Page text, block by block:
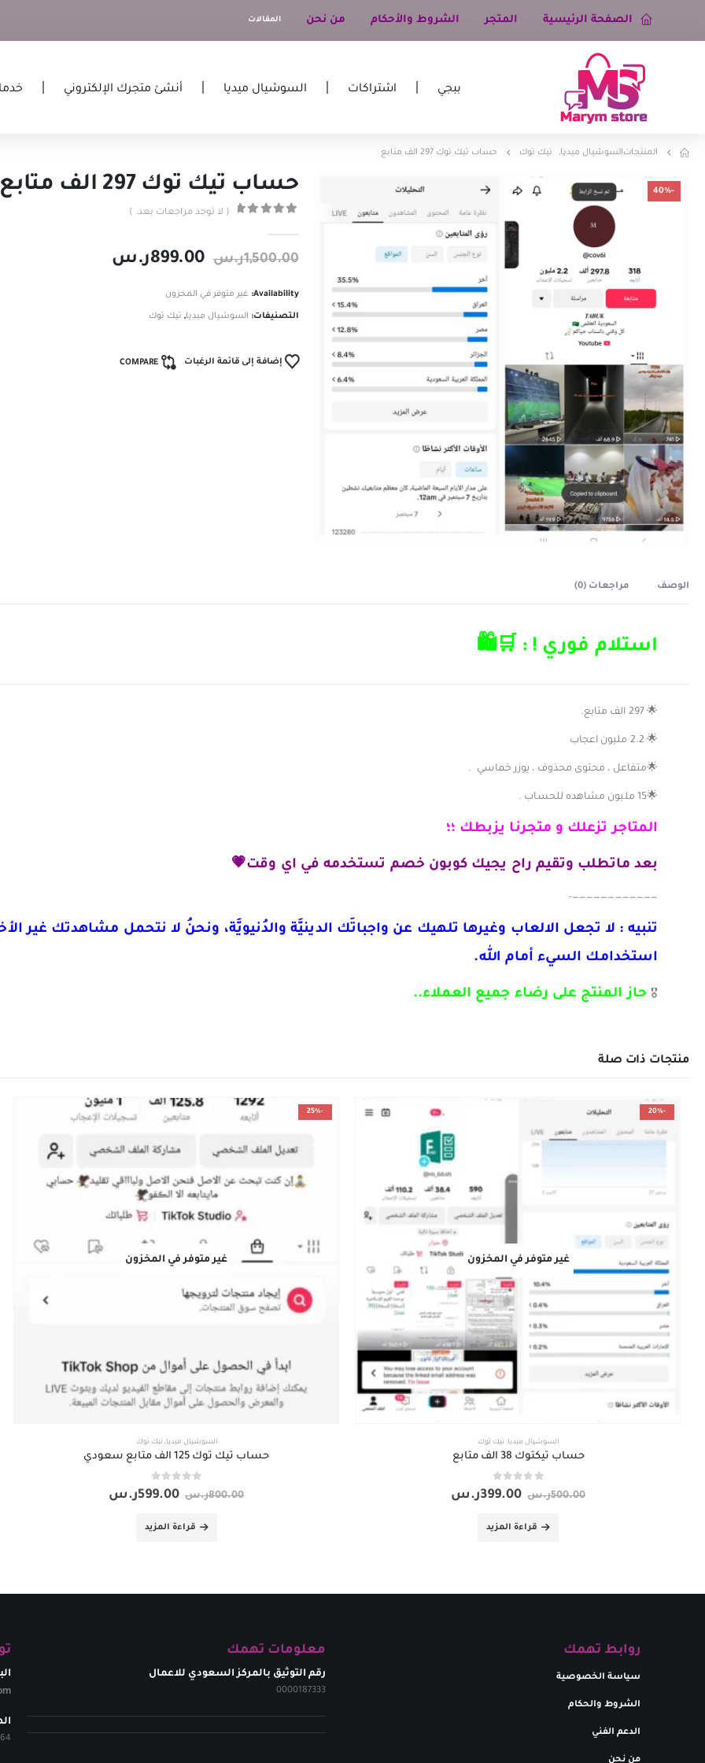
الصفحة الرئيسية المتجر الشروط والأحكام من نحن المقالات
ببجي اشتراكات السوشيال ميديا أنشئ متجرك الإلكتروني
المنتجاتالسوشيال ميديا, تيك توك حساب تيك توك 297 الف متابع
-40% حساب تيك توك 297 الف متابع
( لا توجد مراجعات بعد. )
1,500.00ر.س 899.00ر.س
Availability: غير متوفر في المخزون
التصنيفات: السوشيال ميديا, تيك توك
إضافة إلى قائمة الرغبات COMPARE
الوصف مراجعات (0)
استلام فوري ! : 🛒🛍️
🌟 297 الف متابع.
🌟 2.2 مليون اعجاب
🌟متفاعل ، محتوى محذوف ، يوزر خماسي .
🌟15 مليون مشاهده للحساب .
المتاجر تزعلك و متجرنا يزبطك ؛؛
بعد ماتطلب وتقيم راح يجيك كوبون خصم تستخدمه في اي وقت💗
————————————-
تنبيه : لا تجعل الالعاب وغيرها تلهيك عن واجباتَك الدينيَّة والدُنيويَّة، ونحنُ لا نتحمل مشاهدتك غير
استخدامك السيء أمام الله.
🎖️ حاز المنتج على رضاء جميع العملاء..
منتجات ذات صلة
-20%
غير متوفر في المخزون
السوشيال ميديا, تيك توك
حساب تيكتوك 38 الف متابع
500.00ر.س 399.00ر.س
قراءة المزيد
-25%
غير متوفر في المخزون
السوشيال ميديا, تيك توك
حساب تيك توك 125 الف متابع سعودي
800.00ر.س 599.00ر.س
قراءة المزيد
روابط تهمك
سياسة الخصوصية
الشروط والحكام
الدعم الفني
من نحن
معلومات تهمك
رقم التوثيق بالمركز السعودي للاعمال
0000187333